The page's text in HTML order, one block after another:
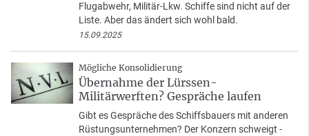
Flugabwehr, Militär-Lkw. Schiffe sind nicht auf der
Liste. Aber das ändert sich wohl bald.
15.09.2025
Mögliche Konsolidierung
Übernahme der Lürssen-
Militärwerften? Gespräche laufen
Gibt es Gespräche des Schiffsbauers mit anderen
Rüstungsunternehmen? Der Konzern schweigt -